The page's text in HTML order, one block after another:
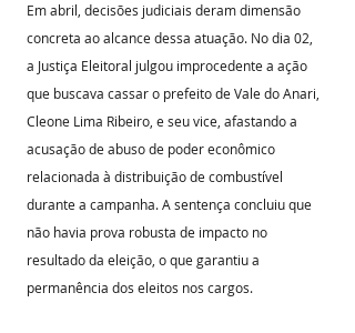
Em abril, decisões judiciais deram dimensão
concreta ao alcance dessa atuação. No dia 02,
a Justiça Eleitoral julgou improcedente a ação
que buscava cassar o prefeito de Vale do Anari,
Cleone Lima Ribeiro, e seu vice, afastando a
acusação de abuso de poder econômico
relacionada à distribuição de combustível
durante a campanha. A sentença concluiu que
não havia prova robusta de impacto no
resultado da eleição, o que garantiu a
permanência dos eleitos nos cargos.